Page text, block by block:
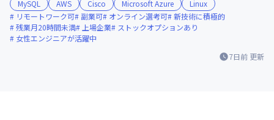
7日前 更新
MySQL AWS Cisco Microsoft Azure
Linux
リモートワーク可
副業可 オンライン選考可 新技術に積極的
残業月20時間未満
上場企業
ストックオプションあり
女性エンジニアが活躍中